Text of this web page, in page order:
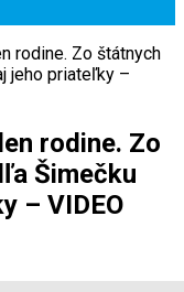
rodine. Zo štátnych
jeho priateľky –
rodine. Zo
Šimečku
– VIDEO